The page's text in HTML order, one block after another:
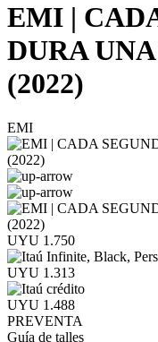
EMI |
DURA
(2022)
EMI
UYU 1.750
UYU 1.313
UYU 1.488
PREVENTA
Guía de talles